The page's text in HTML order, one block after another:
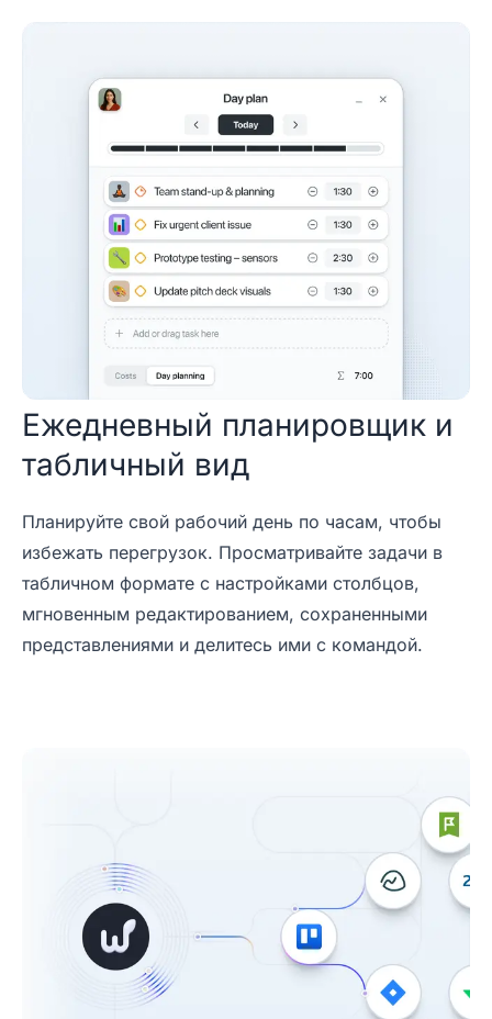
Ежедневный планировщик и
табличный вид
Планируйте свой рабочий день по часам, чтобы
избежать перегрузок. Просматривайте задачи в
табличном формате с настройками столбцов,
мгновенным редактированием, сохраненными
представлениями и делитесь ими с командой.